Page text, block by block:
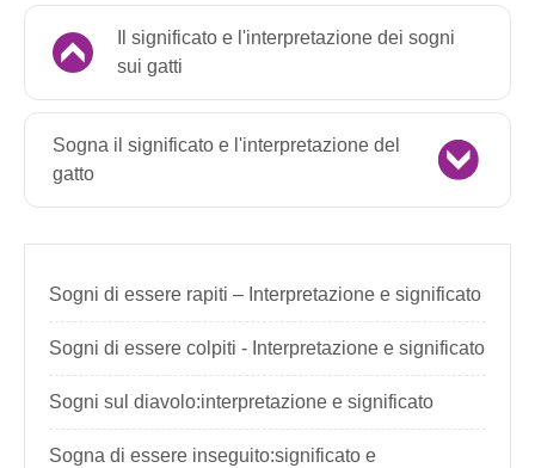
Il significato e l'interpretazione dei sogni
sui gatti
Sogna il significato e l'interpretazione del
gatto
Sogni di essere rapiti – Interpretazione e significato
Sogni di essere colpiti - Interpretazione e significato
Sogni sul diavolo:interpretazione e significato
Sogna di essere inseguito:significato e